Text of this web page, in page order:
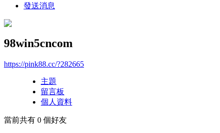
發送消息
98win5cncom
https://pink88.cc/?282665
主題
留言板
個人資料
當前共有 0 個好友